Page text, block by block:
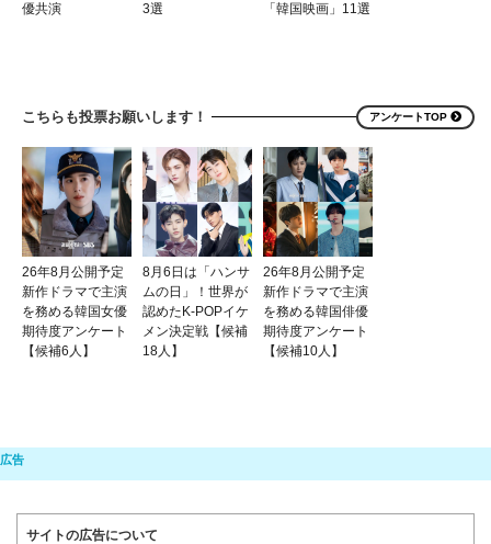
優共演
3選
「韓国映画」11選
こちらも投票お願いします！ アンケートTOP
26年8月公開予定
新作ドラマで主演
を務める韓国女優
期待度アンケート
【候補6人】
8月6日は「ハンサ
ムの日」！世界が
認めたK-POPイケ
メン決定戦【候補
18人】
26年8月公開予定
新作ドラマで主演
を務める韓国俳優
期待度アンケート
【候補10人】
サイトの広告について